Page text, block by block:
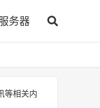
务器
等相关内